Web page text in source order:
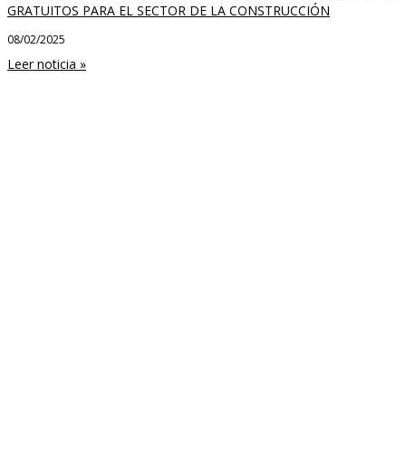
GRATUITOS PARA EL SECTOR DE LA CONSTRUCCIÓN
08/02/2025
Leer noticia »